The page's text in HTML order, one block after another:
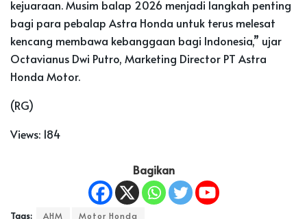
kejuaraan. Musim balap 2026 menjadi langkah penting
bagi para pebalap Astra Honda untuk terus melesat
kencang membawa kebanggaan bagi Indonesia,” ujar
Octavianus Dwi Putro, Marketing Director PT Astra
Honda Motor.
(RG)
Views: 184
Bagikan
Tags: AHM Motor Honda